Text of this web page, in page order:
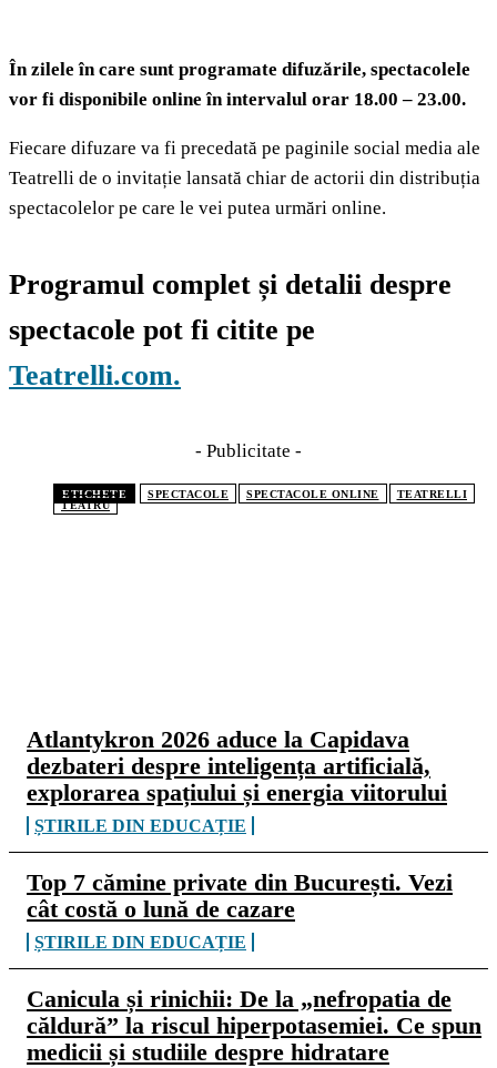
Atlantykron 2026 aduce la Capidava
dezbateri despre inteligența artificială,
explorarea spațiului și energia viitorului
ȘTIRILE DIN EDUCAȚIE
Top 7 cămine private din București. Vezi
cât costă o lună de cazare
ȘTIRILE DIN EDUCAȚIE
Canicula și rinichii: De la „nefropatia de
căldură” la riscul hiperpotasemiei. Ce spun
medicii și studiile despre hidratare
În zilele în care sunt programate difuzările, spectacolele
vor fi disponibile online în intervalul orar 18.00 – 23.00.
Fiecare difuzare va fi precedată pe paginile social media ale
Teatrelli de o invitație lansată chiar de actorii din distribuția
spectacolelor pe care le vei putea urmări online.
Programul complet și detalii despre
spectacole pot fi citite pe
Teatrelli.com.
- Publicitate -
ETICHETE SPECTACOLE SPECTACOLE ONLINE
TEATRELLI
TEATRU